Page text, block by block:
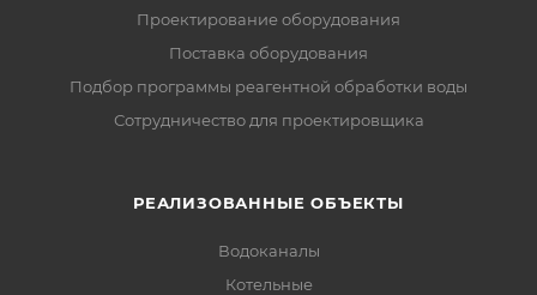
Проектирование оборудования
Поставка оборудования
Подбор программы реагентной обработки воды
Сотрудничество для проектировщика
РЕАЛИЗОВАННЫЕ ОБЪЕКТЫ
Водоканалы
Котельные